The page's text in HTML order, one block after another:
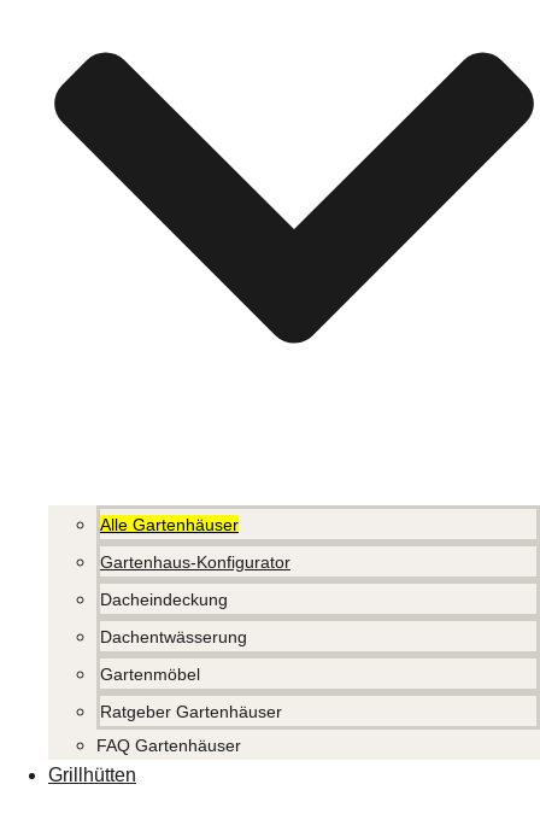
Alle Gartenhäuser
Gartenhaus-Konfigurator
Dacheindeckung
Dachentwässerung
Gartenmöbel
Ratgeber Gartenhäuser
FAQ Gartenhäuser
Grillhütten